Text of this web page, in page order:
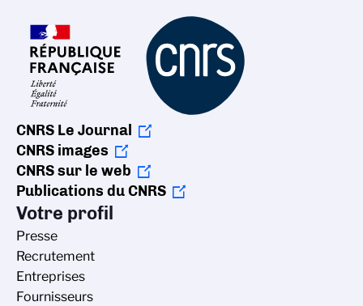
CNRS Le Journal
CNRS images
CNRS sur le web
Publications du CNRS
Votre profil
Presse
Recrutement
Entreprises
Fournisseurs